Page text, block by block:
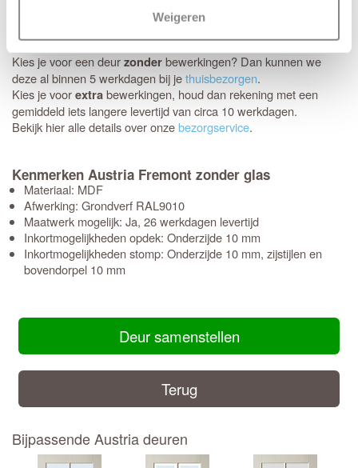
Weigeren
Schikt het moment niet? Geen probleem, je kunt eenvoudig zelf
een later bezorgmoment inplannen dat jou beter uitkomt.
Kies je voor een deurzonderbewerkingen? Dan kunnen we
deze al binnen 5 werkdagen bij jethuisbezorgen.
Kies je voorextrabewerkingen, houd dan rekening met een
gemiddeld iets langere levertijd van circa 10 werkdagen.
Bekijk hier alle details over onzebezorgservice.
Kenmerken Austria Fremont zonder glas
Materiaal: MDF
Afwerking: Grondverf RAL9010
Maatwerk mogelijk: Ja, 26 werkdagen levertijd
Inkortmogelijkheden opdek: Onderzijde 10 mm
Inkortmogelijkheden stomp: Onderzijde 10 mm, zijstijlen en
bovendorpel 10 mm
Deur samenstellen
Terug
Bijpassende Austria deuren